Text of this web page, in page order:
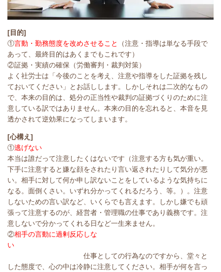
[目的]
①言動・勤務態度を改めさせること
（注意・指導は単なる手段で
あって、最終目的はあくまでもこれです）
②証拠・実績の確保（労働審判・裁判対策）
よく社労士は「今後のことを考え、注意や指導をした証拠を残し
ておいてください」とお話しします。しかしそれは二次的なもの
で、本来の目的は、処分の正当性や裁判の証拠づくりのために注
意している訳ではありません。本来の目的を忘れると、本音を見
透かされて逆効果になってしまいます。
[心構え]
①逃げない
本当は誰だって注意したくはないです（注意する方も気が重い。
下手に注意すると嫌な顔をされたり言い返されたりして気分が悪
い。相手に対して何か申し訳ないことをしているような気持ちに
なる。面倒くさい。いずれ分かってくれるだろう、等。）。注意
しないための言い訳など、いくらでも言えます。しかし嫌でも頑
張って注意するのが、経営者・管理職の仕事であり義務です。注
意しないで分かってくれる日など一生来ません。
②相手の言動に過剰反応しな
い
仕事としての行為なのですから、堂々と
した態度で、心の中は冷静に注意してください。相手が何を言っ